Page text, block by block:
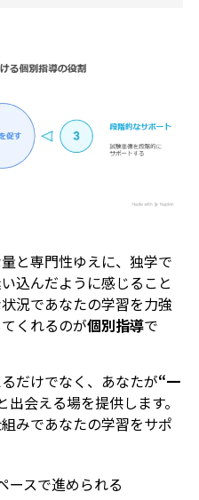
と専門性ゆえに、独学で
込んだように感じること
況であなたの学習を力強
くれるのが個別指導で
だけでなく、あなたが“一
出会える場を提供します。
みであなたの学習をサポ
ースで進められる